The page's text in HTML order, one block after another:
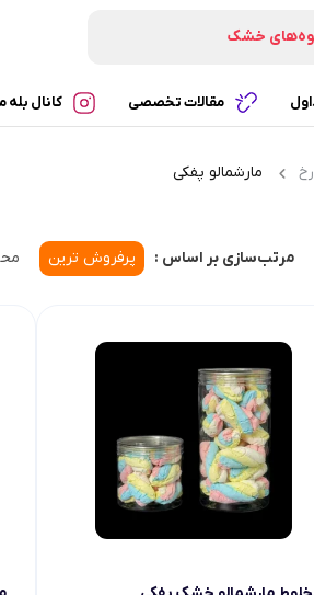
خشک
ارگانیکمقالات تخصصی کانال بله
مارشمالو پفکی
مرتب‌سازی بر اساس : پرفروش ترین